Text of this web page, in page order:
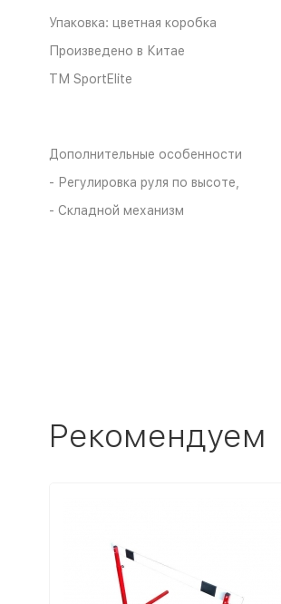
Упаковка: цветная коробка
Произведено в Китае
ТМ SportElite
Дополнительные особенности
- Регулировка руля по высоте,
- Складной механизм
Рекомендуем